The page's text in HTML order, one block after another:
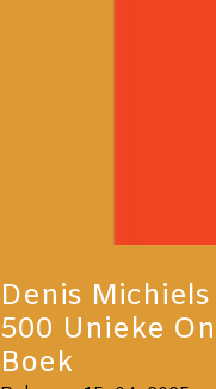
Denis Michiels
500 Unieke
Boek